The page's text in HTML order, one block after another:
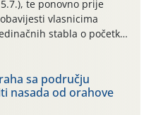
te ponovno prije
vlasnicima
stabla o početku
suzbijanja
Već dvanaest dana
udar”, koji naročito
05.8.), jer najviše
[…]
sa području
nasada od orahove